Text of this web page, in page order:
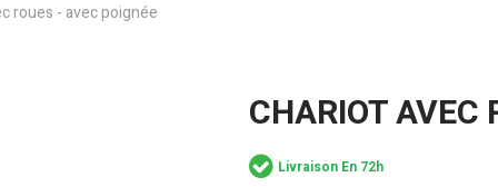
roues - avec poignée
CHARIOT AVEC
Livraison En 72h